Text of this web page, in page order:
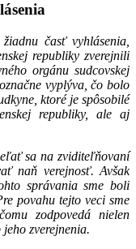
časť vyhlásenia,
republiky zverejnili
orgánu sudcovskej
vyplýva, čo bolo
ktoré je spôsobilé
republiky, ale aj
sa na zviditeľňovaní
naň verejnosť. Avšak
správania sme boli
povahu tejto veci sme
zodpovedá nielen
zverejnenia.